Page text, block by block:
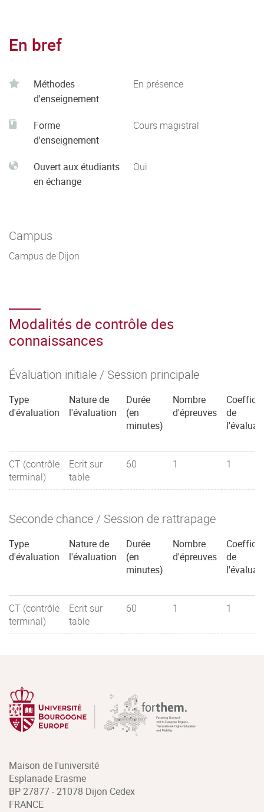
En bref
Méthodes
d'enseignement
En présence
Forme
d'enseignement
Cours magistral
Ouvert aux étudiants
en échange
Oui
Campus
Campus de Dijon
Modalités de contrôle des
connaissances
Évaluation initiale / Session principale
Type
d'évaluation
Nature de
l'évaluation
Durée
(en
minutes)
Nombre
d'épreuves
de
CT (contrôle
terminal)
Ecrit sur
table
60 1 1
Seconde chance / Session de rattrapage
Type
d'évaluation
Nature de
l'évaluation
Durée
(en
minutes)
Nombre
d'épreuves
de
CT (contrôle
terminal)
Ecrit sur
table
60 1 1
Maison de l'université
Esplanade Erasme
BP 27877 - 21078 Dijon Cedex
FRANCE